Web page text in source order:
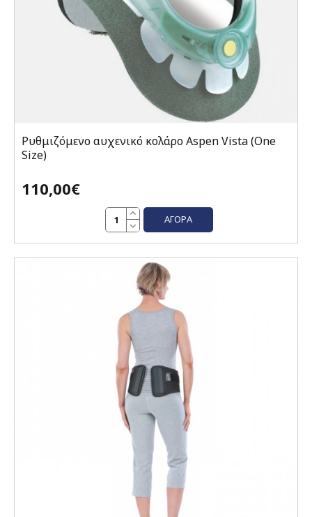
Ρυθμιζόμενο αυχενικό κολάρο Aspen Vista (One
Size)
110,00€
ΑΓΟΡΆ